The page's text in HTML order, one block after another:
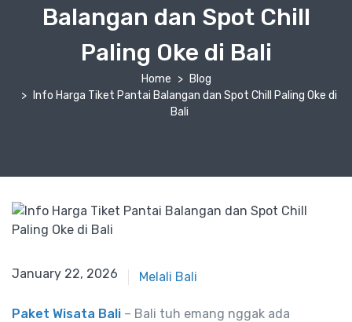
Balangan dan Spot Chill
Paling Oke di Bali
Home
Blog
Info Harga Tiket Pantai Balangan dan Spot Chill Paling Oke di
Bali
January 22, 2026
January 22, 2026 Melali Bali
Paket Wisata Bali – Bali tuh emang nggak ada